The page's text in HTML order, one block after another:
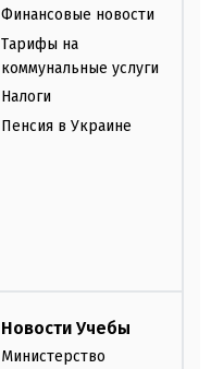
Финансовые новости
Тарифы на
коммунальные услуги
Налоги
Пенсия в Украине
Новости Учебы
Министерство